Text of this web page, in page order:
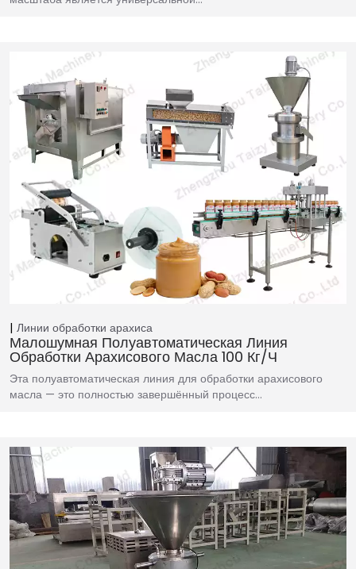
Линии обработки арахиса
Малошумная Полуавтоматическая Линия
Обработки Арахисового Масла 100 Кг/ч
Эта полуавтоматическая линия для обработки арахисового
масла — это полностью завершённый процесс…